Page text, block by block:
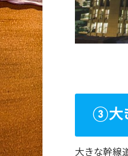
③大
大きな幹線